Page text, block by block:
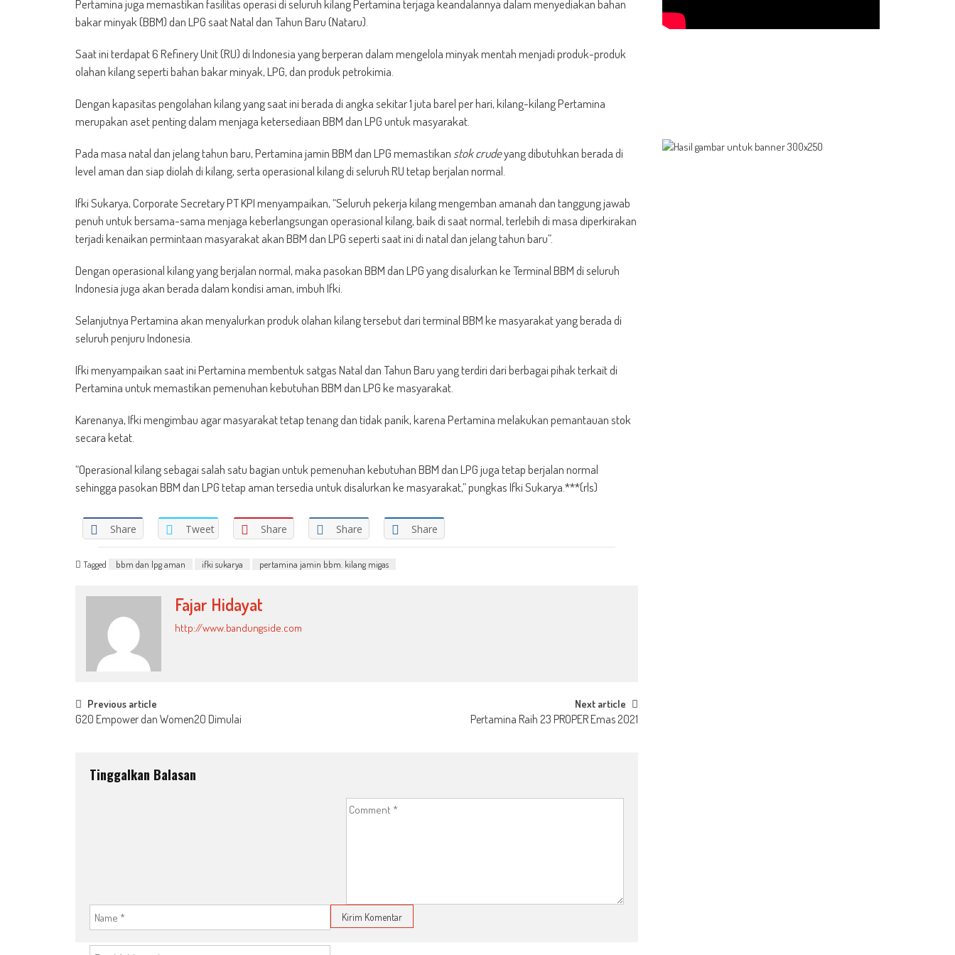
Pertamina juga memastikan fasilitas operasi di seluruh kilang Pertamina terjaga keandalannya dalam menyediakan bahan
bakar minyak (BBM) dan LPG saat Natal dan Tahun Baru (Nataru).
Saat ini terdapat 6 Refinery Unit (RU) di Indonesia yang berperan dalam mengelola minyak mentah menjadi produk-produk
olahan kilang seperti bahan bakar minyak, LPG, dan produk petrokimia.
Dengan kapasitas pengolahan kilang yang saat ini berada di angka sekitar 1 juta barel per hari, kilang-kilang Pertamina
merupakan aset penting dalam menjaga ketersediaan BBM dan LPG untuk masyarakat.
Pada masa natal dan jelang tahun baru, Pertamina jamin BBM dan LPG memastikan stok crudeyang dibutuhkan berada di
level aman dan siap diolah di kilang, serta operasional kilang di seluruh RU tetap berjalan normal.
Ifki Sukarya, Corporate Secretary PT KPI menyampaikan, “Seluruh pekerja kilang mengemban amanah dan tanggung jawab
penuh untuk bersama-sama menjaga keberlangsungan operasional kilang, baik di saat normal, terlebih di masa diperkirakan
terjadi kenaikan permintaan masyarakat akan BBM dan LPG seperti saat ini di natal dan jelang tahun baru”.
Dengan operasional kilang yang berjalan normal, maka pasokan BBM dan LPG yang disalurkan ke Terminal BBM di seluruh
Indonesia juga akan berada dalam kondisi aman, imbuh Ifki.
Selanjutnya Pertamina akan menyalurkan produk olahan kilang tersebut dari terminal BBM ke masyarakat yang berada di
seluruh penjuru Indonesia.
Ifki menyampaikan saat ini Pertamina membentuk satgas Natal dan Tahun Baru yang terdiri dari berbagai pihak terkait di
Pertamina untuk memastikan pemenuhan kebutuhan BBM dan LPG ke masyarakat.
Karenanya, Ifki mengimbau agar masyarakat tetap tenang dan tidak panik, karena Pertamina melakukan pemantauan stok
secara ketat.
“Operasional kilang sebagai salah satu bagian untuk pemenuhan kebutuhan BBM dan LPG juga tetap berjalan normal
sehingga pasokan BBM dan LPG tetap aman tersedia untuk disalurkan ke masyarakat,” pungkas Ifki Sukarya.***(rls)
Share Tweet Share Share Share
Tagged bbm dan lpg aman ifki sukarya pertamina jamin bbm. kilang migas
Fajar Hidayat
http://www.bandungside.com
Post
Previous article
G20 Empower dan Women20 Dimulai
Next article
Pertamina Raih 23 PROPER Emas 2021
Tinggalkan Balasan